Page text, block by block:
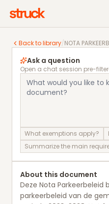
Back to library/
NOTA PARKEERBELEID
Ask a question
Open a chat session pre-
What exemptions apply?
Summarize the main
About this document
Deze Nota
parkeerbeleid van de